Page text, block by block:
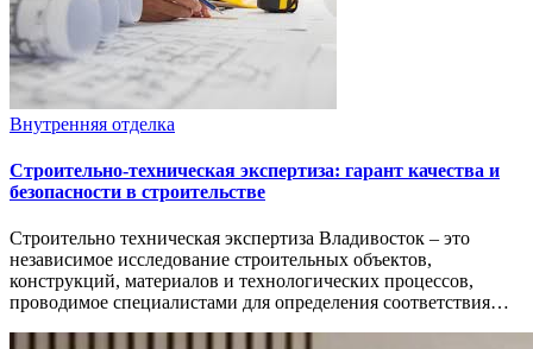
Внутренняя отделка
Строительно-техническая экспертиза: гарант качества и
безопасности в строительстве
Строительно техническая экспертиза Владивосток – это
независимое исследование строительных объектов,
конструкций, материалов и технологических процессов,
проводимое специалистами для определения соответствия…